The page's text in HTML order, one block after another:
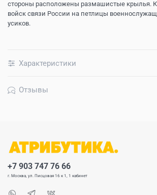
стороны расположены размашистые крылья.
войск связи России на петлицы
усиков.
Характеристики
Отзывы
+7 903 747 76 66
г. Москва, ул. Писцовая 16 к 1, 1 кабинет